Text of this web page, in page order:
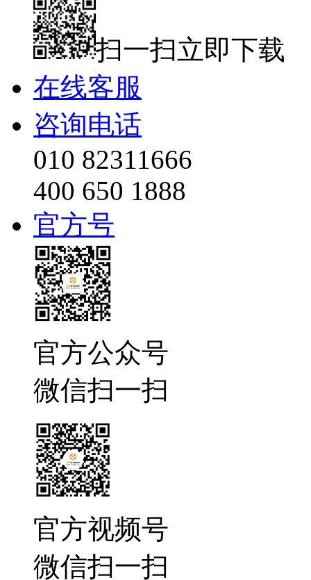
扫一扫立即下载
在线客服
咨询电话
010 82311666
400 650 1888
官方号
官方公众号
微信扫一扫
官方视频号
微信扫一扫